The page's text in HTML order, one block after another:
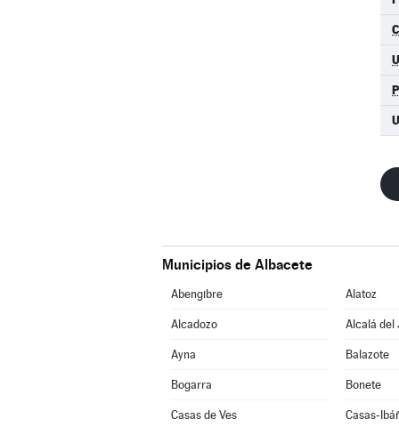
Municipios de Albacete
Abengibre Alatoz
Alcadozo Alcalá del
Ayna Balazote
Bogarra Bonete
Casas de Ves Casas-